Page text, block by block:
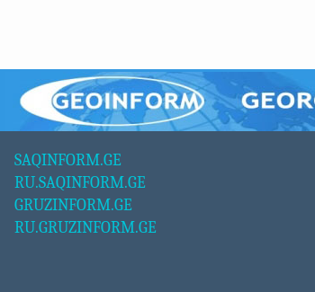
SAQINFORM.GE
RU.SAQINFORM.GE
GRUZINFORM.GE
RU.GRUZINFORM.GE